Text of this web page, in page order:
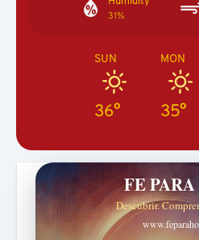
31%
SUN
36°
MON
35°
FE
Descubrir.